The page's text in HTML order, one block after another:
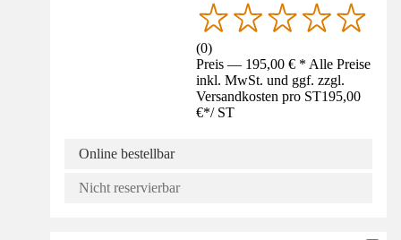
(0)
Preis — 195,00 € * Alle Preise
inkl. MwSt. und ggf. zzgl.
Versandkosten pro ST195,00
€*/ ST
Online bestellbar
Nicht reservierbar